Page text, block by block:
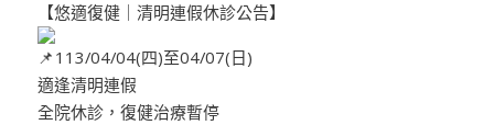
【悠適復健｜清明連假休診公告】
113/04/04(四)至04/07(日)
適逢清明連假
全院休診，復健治療暫停